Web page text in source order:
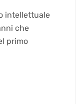
intellettuale
che
primo